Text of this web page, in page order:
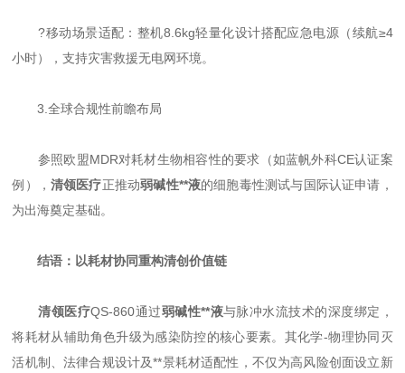
?移动场景适配：整机8.6kg轻量化设计搭配应急电源（续航≥4
小时），支持灾害救援无电网环境。
3.全球合规性前瞻布局
参照欧盟MDR对耗材生物相容性的要求（如蓝帆外科CE认证案
例）， 清领医疗正推动弱碱性**液的细胞毒性测试与国际认证申请，
为出海奠定基础。
结语：以耗材协同重构清创价值链
清领医疗QS-860通过弱碱性**液与脉冲水流技术的深度绑定，
将耗材从辅助角色升级为感染防控的核心要素。其化学-物理协同灭
活机制、法律合规设计及**景耗材适配性，不仅为高风险创面设立新